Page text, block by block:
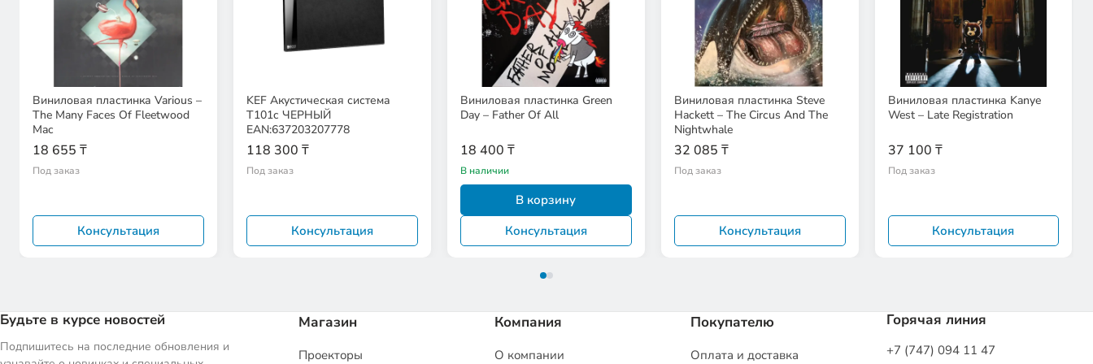
Виниловая пластинка Various –
The Many Faces Of Fleetwood
Mac
18 655 ₸
Под заказ
Консультация
KEF Акустическая система
T101c ЧЕРНЫЙ
EAN:637203207778
118 300 ₸
Под заказ
Консультация
Виниловая пластинка Green
Day – Father Of All
18 400 ₸
В наличии
В корзину
Консультация
Виниловая пластинка Steve
Hackett – The Circus And The
Nightwhale
32 085 ₸
Под заказ
Консультация
Виниловая пластинка Kanye
West – Late Registration
37 100 ₸
Под заказ
Консультация
Будьте в курсе новостей
Подпишитесь на последние обновления и
Магазин
Проекторы
Компания
О компании
Покупателю
Оплата и доставка
Горячая линия
+7 (747) 094 11 47